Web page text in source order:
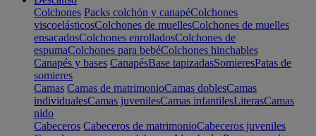
Colchones Packs colchón y canapéColchones
viscoelásticosColchones de muellesColchones de muelles
ensacadosColchones enrolladosColchones de
espumaColchones para bebéColchones hinchables
Canapés y bases CanapésBase tapizadasSomieresPatas de
somieres
Camas Camas de matrimonioCamas doblesCamas
individualesCamas juvenilesCamas infantilesLiterasCamas
nido
Cabeceros Cabeceros de matrimonioCabeceros juveniles